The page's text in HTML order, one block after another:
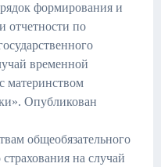
формирования и
отчетности по
временной
материнством
Опубликован
общеобязательного
на случай